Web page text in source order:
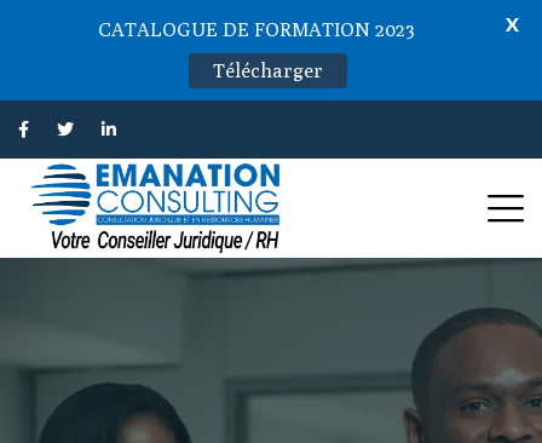
CATALOGUE DE FORMATION 2023
Télécharger
X